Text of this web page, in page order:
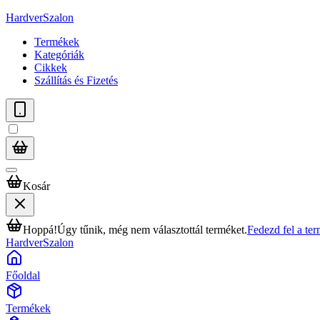
HardverSzalon
Termékek
Kategóriák
Cikkek
Szállítás és Fizetés
Kosár
Hoppá!Úgy tűnik, még nem választottál terméket.Fedezd fel a
HardverSzalon
Főoldal
Termékek